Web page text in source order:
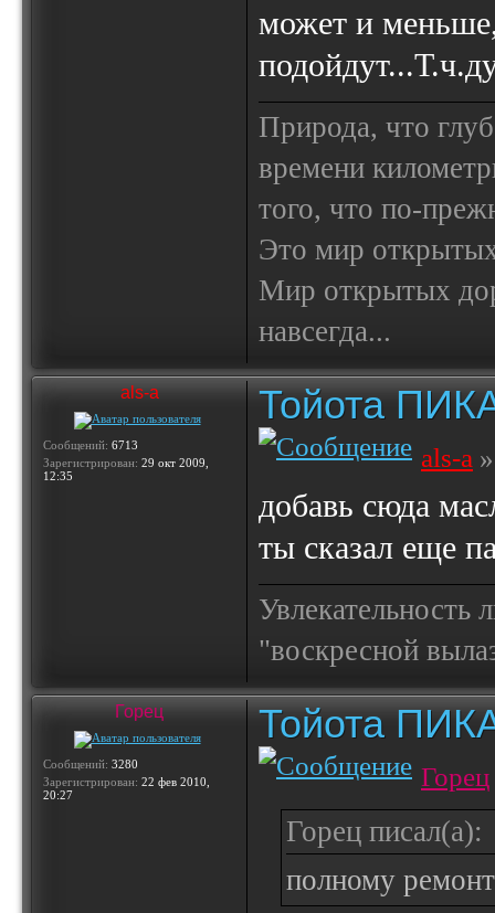
может и
Природа, что
времени
того, что по-
Это мир
Мир открытых
навсегда...
als-a
Сообщений: 6713
Зарегистрирован: 29 окт 2009,
12:35
Тойота
als-a
добавь сюда
ты сказал еще
Увлекательность
"воскресной
Горец
Сообщений: 3280
Зарегистрирован: 22 фев 2010,
20:27
Тойота
Горец
Горец писал(а):
полному